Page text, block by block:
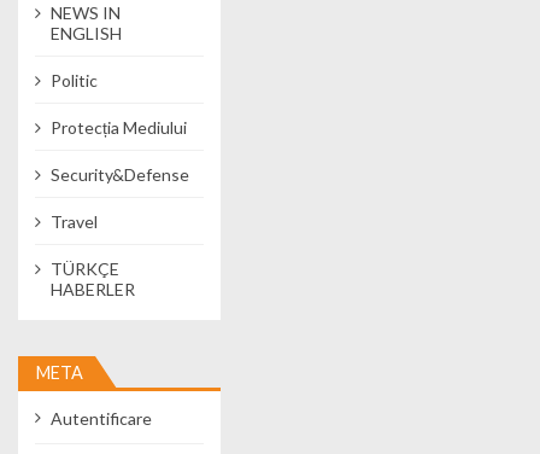
NEWS IN
ENGLISH
Politic
Protecția Mediului
Security&Defense
Travel
TÜRKÇE
HABERLER
META
Autentificare